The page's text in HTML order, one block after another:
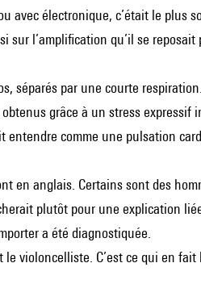
avec électronique, c’était le plus
sur l’amplification qu’il se
séparés par une courte
grâce à un stress
comme une pulsation
en anglais. Certains sont des
plutôt pour une explication
a été diagnostiquée.
violoncelliste. C’est ce qui en